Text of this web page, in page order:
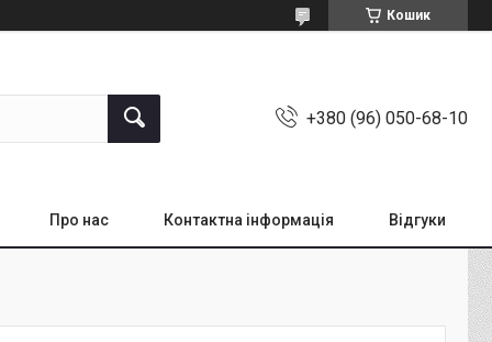
Кошик
+380 (96) 050-68-10
Про нас Контактна інформація Відгуки